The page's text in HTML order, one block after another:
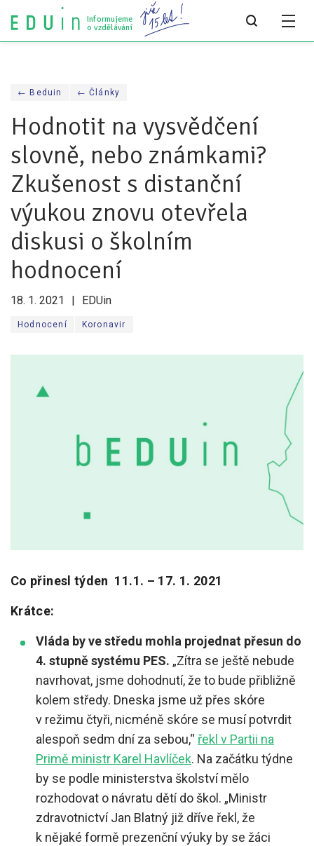
Informujeme
o vzdělávání
Všechny články
Všechny články
Analýzy
Audit vzdělávacího systému
Všechny analýzy
Pro média
Kápézetka - průvodce pro zřizovatele
← Beduin ← Články
Hodnotit na vysvědčení
slovně, nebo známkami?
Zkušenost s distanční
výukou znovu otevřela
diskusi o školním
hodnocení
18. 1. 2021 EDUin
Hodnocení Koronavir
Co přinesl týden 11.1. – 17. 1. 2021
Krátce:
Vláda by ve středu mohla projednat přesun do
4. stupně systému PES. „Zítra se ještě nebude
navrhovat, jsme dohodnutí, že to bude přibližně
kolem středy. Dneska jsme už přes skóre
v režimu čtyři, nicméně skóre se musí potvrdit
alespoň sedm dní za sebou,“ řekl v Partii na
Primě ministr Karel Havlíček. Na začátku týdne
by se podle ministerstva školství mělo
rozhodovat o návratu dětí do škol. „Ministr
zdravotnictví Jan Blatný již dříve řekl, že
k nějaké formě prezenční výuky by se žáci